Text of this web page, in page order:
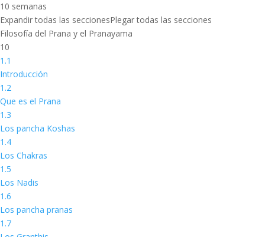
10 semanas
Expandir todas las seccionesPlegar todas las secciones
Filosofía del Prana y el Pranayama
10
1.1
Introducción
1.2
Que es el Prana
1.3
Los pancha Koshas
1.4
Los Chakras
1.5
Los Nadis
1.6
Los pancha pranas
1.7